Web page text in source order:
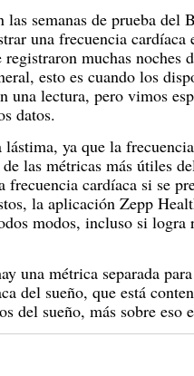
las semanas de prueba del
una frecuencia cardíaca
registraron muchas noches
esto es cuando los
una lectura, pero vimos
datos.
lástima, ya que la
las métricas más útiles
frecuencia cardíaca si se
la aplicación Zepp
modos, incluso si logra
una métrica separada
del sueño, que está
del sueño, más sobre eso